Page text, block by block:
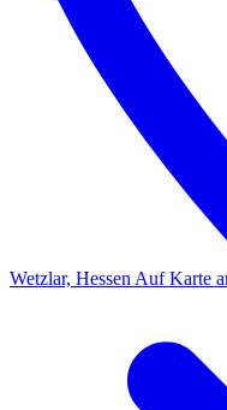
Wetzlar, Hessen Auf Karte